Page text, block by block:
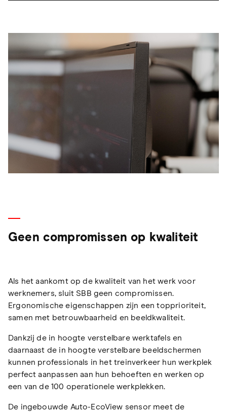
Geen compromissen op kwaliteit
Als het aankomt op de kwaliteit van het werk voor
werknemers, sluit SBB geen compromissen.
Ergonomische eigenschappen zijn een topprioriteit,
samen met betrouwbaarheid en beeldkwaliteit.
Dankzij de in hoogte verstelbare werktafels en
daarnaast de in hoogte verstelbare beeldschermen
kunnen professionals in het treinverkeer hun werkplek
perfect aanpassen aan hun behoeften en werken op
een van de 100 operationele werkplekken.
De ingebouwde Auto-EcoView sensor meet de